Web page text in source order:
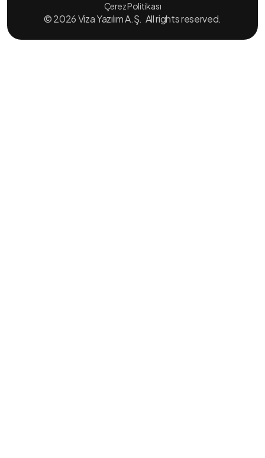
Çerez Politikası
© 2026 Viza Yazılım A.Ş. All rights reserved.